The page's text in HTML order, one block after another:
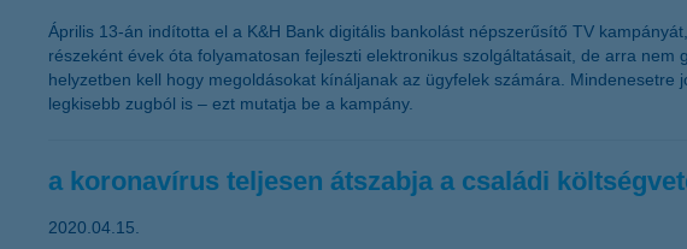
Április 13-án indította el a K&H Bank digitális bankolást népszerűsítő TV
részeként évek óta folyamatosan fejleszti elektronikus szolgáltatásait, de arra
helyzetben kell hogy megoldásokat kínáljanak az ügyfelek számára.
legkisebb zugból is – ezt mutatja be a kampány.
a koronavírus teljesen átszabja a családi
2020.04.15.